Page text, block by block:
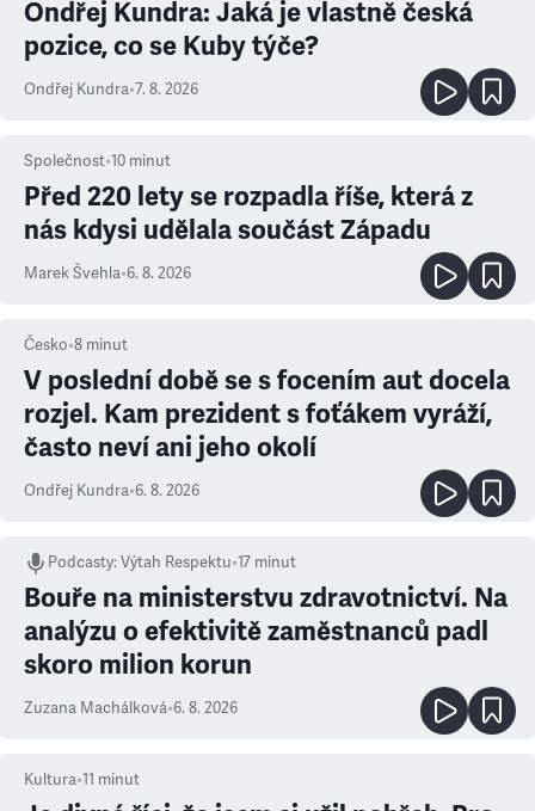
Ondřej Kundra: Jaká je vlastně česká
pozice, co se Kuby týče?
Ondřej Kundra•7. 8. 2026
Společnost•10 minut
Před 220 lety se rozpadla říše, která z
nás kdysi udělala součást Západu
Marek Švehla•6. 8. 2026
Česko•8 minut
V poslední době se s focením aut docela
rozjel. Kam prezident s foťákem vyráží,
často neví ani jeho okolí
Ondřej Kundra•6. 8. 2026
Podcasty:Výtah Respektu•17 minut
Bouře na ministerstvu zdravotnictví. Na
analýzu o efektivitě zaměstnanců padl
skoro milion korun
Zuzana Machálková•6. 8. 2026
Kultura•11 minut